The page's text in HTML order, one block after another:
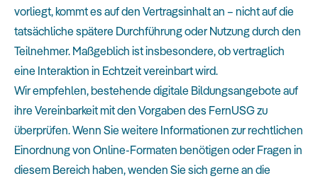
vorliegt, kommt es auf den Vertragsinhalt an – nicht auf die
tatsächliche spätere Durchführung oder Nutzung durch den
Teilnehmer. Maßgeblich ist insbesondere, ob vertraglich
eine Interaktion in Echtzeit vereinbart wird.
Wir empfehlen, bestehende digitale Bildungsangebote auf
ihre Vereinbarkeit mit den Vorgaben des FernUSG zu
überprüfen. Wenn Sie weitere Informationen zur rechtlichen
Einordnung von Online-Formaten benötigen oder Fragen in
diesem Bereich haben, wenden Sie sich gerne an die